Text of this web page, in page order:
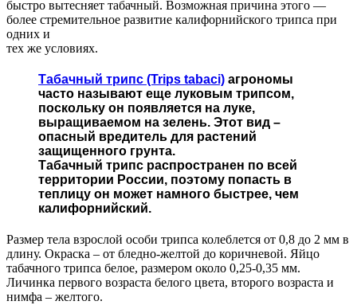
быстро вытесняет табачный. Возможная причина этого —
более стремительное развитие калифорнийского трипса при
одних и
тех же условиях.
Табачный трипс (Trips tabасі) агрономы
часто называют еще луковым трипсом,
поскольку он появляется на луке,
выращиваемом на зелень. Этот вид –
опасный вредитель для растений
защищенного грунта.
Табачный трипс распространен по всей
территории России, поэтому попасть в
теплицу он может намного быстрее, чем
калифорнийский.
Размер тела взрослой особи трипса колеблется от 0,8 до 2 мм в
длину. Окраска – от бледно-желтой до коричневой. Яйцо
табачного трипса белое, размером около 0,25-0,35 мм.
Личинка первого возраста белого цвета, второго возраста и
нимфа – желтого.